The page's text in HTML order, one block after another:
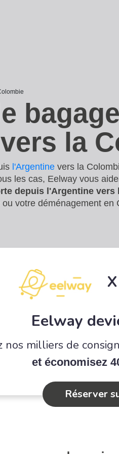
la
l'Argentine vers la
les cas, Eelway vous
depuis l'Argentine vers
votre déménagement
X
Eelway
nos milliers de
et économisez
Réserver